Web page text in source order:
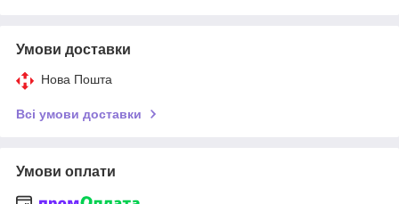
Умови доставки
Нова Пошта
Всі умови доставки
Умови оплати